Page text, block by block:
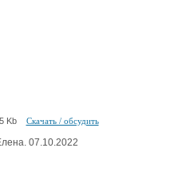
Kb Скачать / обсудить
07.10.2022